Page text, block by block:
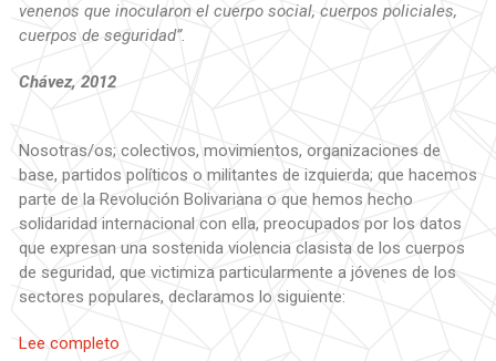
venenos que inocularon el cuerpo social, cuerpos policiales,
cuerpos de seguridad”.
Chávez, 2012
Nosotras/os; colectivos, movimientos, organizaciones de
base, partidos políticos o militantes de izquierda; que hacemos
parte de la Revolución Bolivariana o que hemos hecho
solidaridad internacional con ella, preocupados por los datos
que expresan una sostenida violencia clasista de los cuerpos
de seguridad, que victimiza particularmente a jóvenes de los
sectores populares, declaramos lo siguiente:
Lee completo